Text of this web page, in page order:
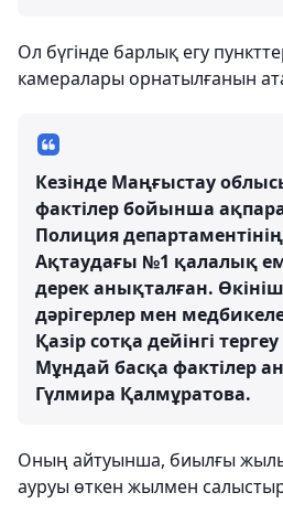
Ол бүгінде барлық егу
камералары орнатылғанын
Кезінде Маңғыстау
фактілер бойынша
Полиция
Ақтаудағы №1 қалалық
дерек анықталған.
дәрігерлер мен
Қазір сотқа дейінгі
Мұндай басқа фактілер
Гүлмира Қалмұратова.
Оның айтуынша, биылғы
ауруы өткен жылмен